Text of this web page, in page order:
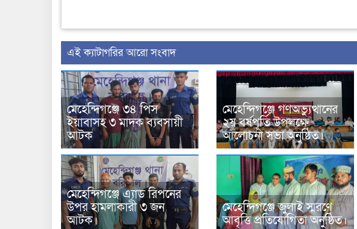
‍এই ক্যাটাগরির ‍আরো সংবাদ
মেহেন্দিগঞ্জে ৩৪ পিস
ইয়াবাসহ ৩ মাদক ব্যবসায়ী
আটক
মেহেন্দিগঞ্জে গণঅভ্যুত্থানের
২য় বর্ষপূর্তি উপলক্ষে
আলোচনা সভা অনুষ্ঠিত।
মেহেন্দিগঞ্জে এ্যাড রিপনের
উপর হামলাকারী ৩ জন
আটক।
মেহেন্দিগঞ্জে জুলাই স্মরণে
আবৃত্তি প্রতিযোগিতা অনুষ্ঠিত।